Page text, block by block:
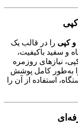
کپی را در قالب یک
و سفید باکیفیت،
نیازهای روزمره
به‌طور کامل پوشش
استفاده از آن را